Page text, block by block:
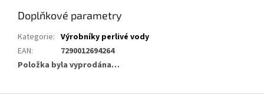
Doplňkové parametry
Kategorie: Výrobníky perlivé vody
EAN:
7290012694264
Položka byla vyprodána…